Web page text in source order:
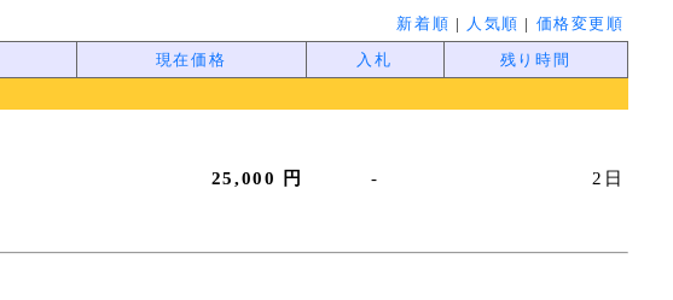
新着順 | 人気順 | 価格変更順
現在価格 入札 残り時間
25,000 円 - 2日